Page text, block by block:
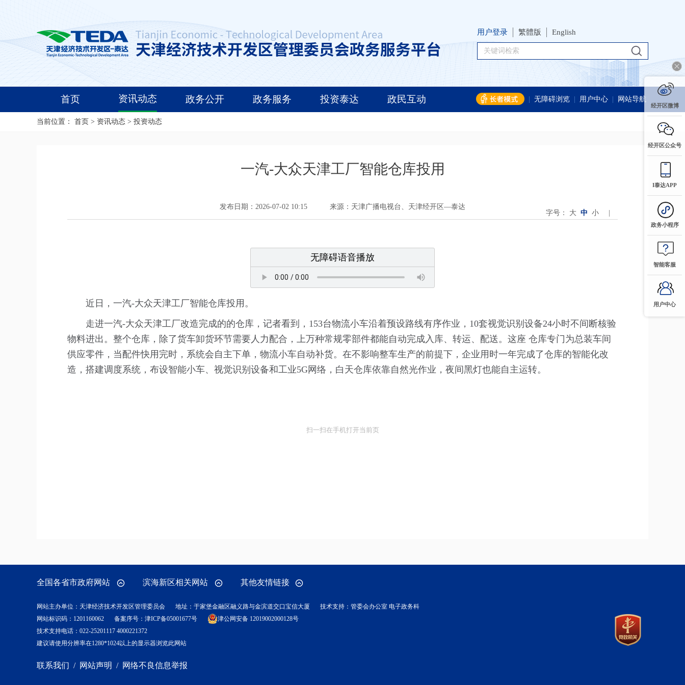
用户登录 繁體版 English
首页 资讯动态 政务公开 政务服务 投资泰达 政民互动 无障碍浏览 用户中心 网站导航
当前位置： 首页 > 资讯动态 > 投资动态
一汽-大众天津工厂智能仓库投用
发布日期：2026-07-02 10:15
来源：天津广播电视台、天津经开区—泰达
字号： 大 中 小
无障碍语音播放
近日，一汽-大众天津工厂智能仓库投用。
走进一汽-大众天津工厂改造完成的的仓库，记者看到，153台物流小车沿着预设路线有序作业，10套视觉识别设备24小时不间断核验
物料进出。整个仓库，除了货车卸货环节需要人力配合，上万种常规零部件都能自动完成入库、转运、配送。这座 仓库专门为总装车间
供应零件，当配件快用完时，系统会自主下单，物流小车自动补货。在不影响整车生产的前提下，企业用时一年完成了仓库的智能化改
造，搭建调度系统，布设智能小车、视觉识别设备和工业5G网络，白天仓库依靠自然光作业，夜间黑灯也能自主运转。
扫一扫在手机打开当前页
经开区微博
经开区公众号
I泰达APP
政务小程序
智能客服
用户中心
全国各省市政府网站 滨海新区相关网站 其他友情链接
网站主办单位：天津经济技术开发区管理委员会 地址：于家堡金融区融义路与金滨道交口宝信大厦
技术支持：管委会办公室 电子政务科
网站标识码：1201160062
备案序号： 津ICP备05001677号
津公网安备 12019002000128号
技术支持电话：022-25201117 4000221372
建议请使用分辨率在1280*1024以上的显示器浏览此网站
联系我们 / 网站声明 / 网络不良信息举报